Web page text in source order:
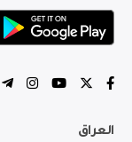
العراق